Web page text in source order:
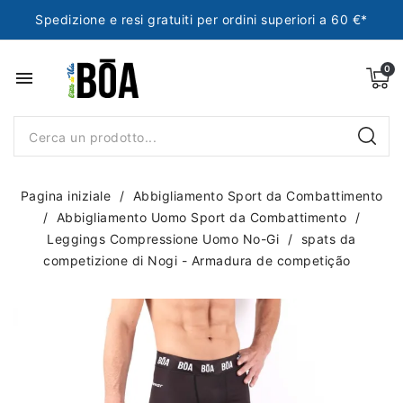
Spedizione e resi gratuiti per ordini superiori a 60 €*
menu
Pagina iniziale
Abbigliamento Sport da Combattimento
Abbigliamento Uomo Sport da Combattimento
Leggings Compressione Uomo No-Gi
spats da
competizione di Nogi - Armadura de competição